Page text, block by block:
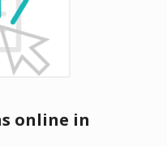
online in